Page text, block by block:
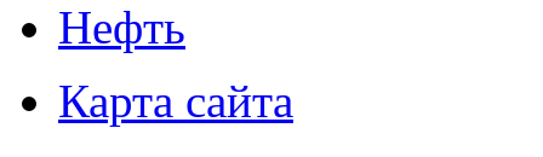
Нефть
Карта сайта